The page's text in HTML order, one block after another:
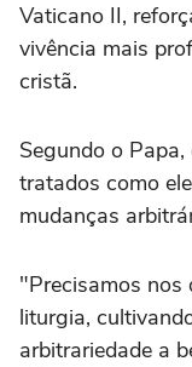
Vaticano II,
vivência mais
cristã.
Segundo o
tratados como
mudanças
"Precisamos nos
liturgia,
arbitrariedade a